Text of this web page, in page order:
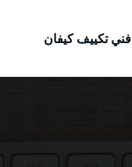
فني تكييف كيفان